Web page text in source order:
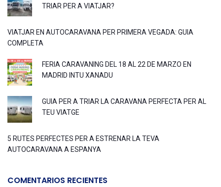
TRIAR PER A VIATJAR?
VIATJAR EN AUTOCARAVANA PER PRIMERA VEGADA: GUIA
COMPLETA
FERIA CARAVANING DEL 18 AL 22 DE MARZO EN
MADRID INTU XANADU
GUIA PER A TRIAR LA CARAVANA PERFECTA PER AL
TEU VIATGE
5 RUTES PERFECTES PER A ESTRENAR LA TEVA
AUTOCARAVANA A ESPANYA
COMENTARIOS RECIENTES